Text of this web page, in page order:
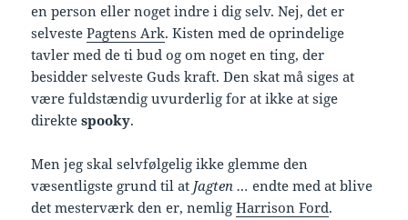
en person eller noget indre i dig selv. Nej, det er
selvestePagtens Ark. Kisten med de oprindelige
tavler med de ti bud og om noget en ting, der
besidder selveste Guds kraft. Den skat må siges at
være fuldstændig uvurderlig for at ikke at sige
direktespooky.
Men jeg skal selvfølgelig ikke glemme den
væsentligste grund til at Jagten … endte med at blive
det mesterværk den er, nemligHarrison Ford.